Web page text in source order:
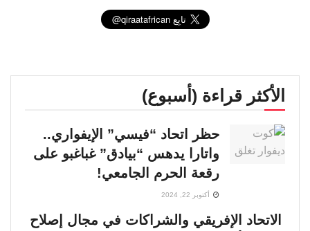
الأكثر قراءة (أسبوع)
حظر اتحاد “فيسي” الإيفواري..
واتارا يدهس “بيادق” غباغبو على
رقعة الحرم الجامعي!
أكتوبر 22, 2024
الاتحاد الإفريقي والشراكات في مجال إصلاح